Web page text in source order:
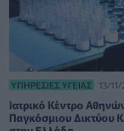
ΥΠΗΡΕΣΊΕΣ ΥΓΕΊΑΣ 13/11/
Ιατρικό Κέντρο
Παγκόσμιου Δικτύου